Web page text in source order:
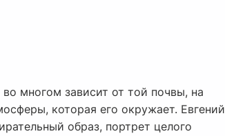
многом зависит от той почвы, на
которая его окружает. Евгений
образ, портрет целого